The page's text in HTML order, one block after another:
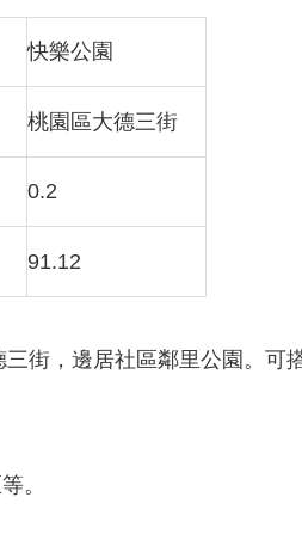
快樂公園
桃園區大德三街
0.2
91.12
街，邊居社區鄰里公園。可
。